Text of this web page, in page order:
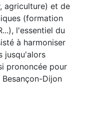
agriculture) et de
(formation
l'essentiel du
à harmoniser
jusqu'alors
prononcée pour
Dijon